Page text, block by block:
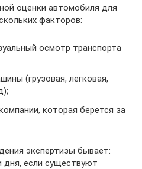
оценки автомобиля для
факторов:
осмотр транспорта
(грузовая, легковая,
которая берется за
экспертизы бывает:
дня, если существуют